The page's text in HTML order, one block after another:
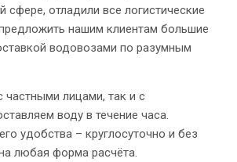
сфере, отладили все логистические
нашим клиентам большие
водовозами по разумным
лицами, так и с
воду в течение часа.
удобства – круглосуточно и без
любая форма расчёта.